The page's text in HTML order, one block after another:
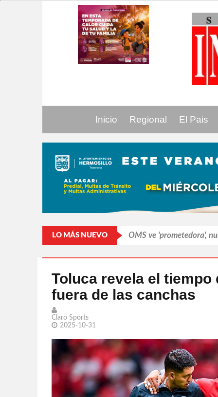
Inicio Regional El Pais
LO MÁS NUEVO OMS ve 'prometedora',
Los lectores prefieren las
Bravos da la cara por la
Toluca revela el tiempo
fuera de las canchas
Claro Sports
2025-10-31